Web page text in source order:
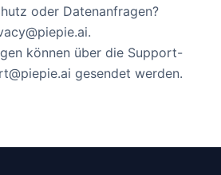
oder Datenanfragen?
können über die Support-
gesendet werden.